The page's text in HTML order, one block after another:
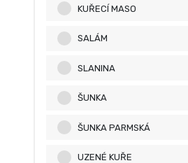
KUŘECÍ MASO
SALÁM
SLANINA
ŠUNKA
ŠUNKA PARMSKÁ
UZENÉ KUŘE